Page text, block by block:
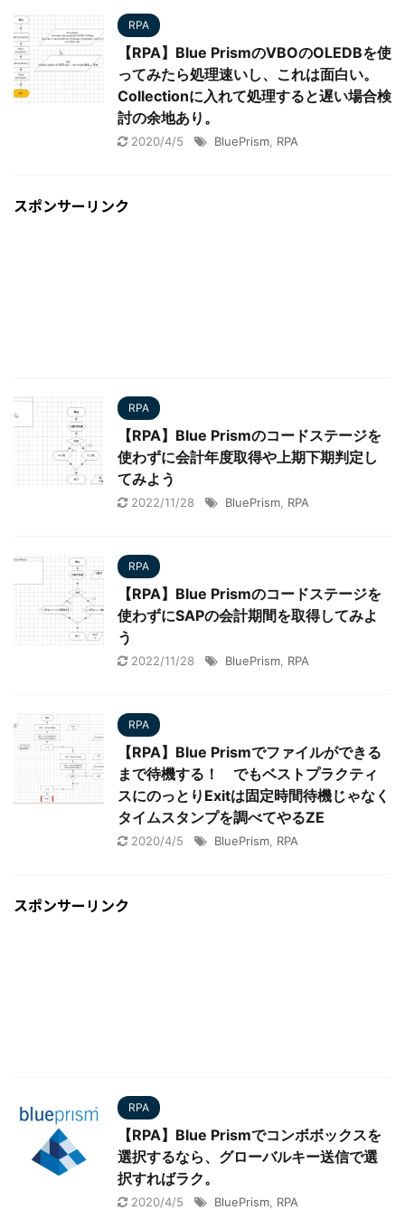
RPA
【RPA】Blue PrismのVBOのOLEDBを使
ってみたら処理速いし、これは面白い。
Collectionに入れて処理すると遅い場合検
討の余地あり。
2020/4/5 BluePrism RPA
スポンサーリンク
RPA
【RPA】Blue Prismのコードステージを
使わずに会計年度取得や上期下期判定し
てみよう
2022/11/28 BluePrism RPA
RPA
【RPA】Blue Prismのコードステージを
使わずにSAPの会計期間を取得してみよ
う
2022/11/28 BluePrism RPA
RPA
【RPA】Blue Prismでファイルができる
まで待機する！ でもベストプラクティ
スにのっとりExitは固定時間待機じゃなく
タイムスタンプを調べてやるZE
2020/4/5 BluePrism RPA
スポンサーリンク
RPA
【RPA】Blue Prismでコンボボックスを
選択するなら、グローバルキー送信で選
択すればラク。
2020/4/5 BluePrism RPA